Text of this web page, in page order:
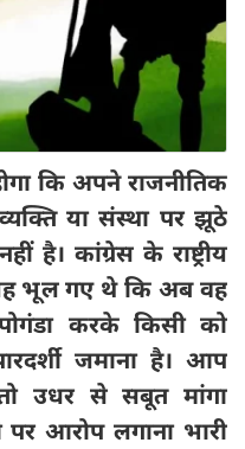
कि अपने राजनीतिक
या संस्था पर झूठे
है। कांग्रेस के राष्ट्रीय
यह भूल गए थे कि अब वह
करके किसी को
जमाना है। आप
उधर से सबूत मांगा
आरोप लगाना भारी